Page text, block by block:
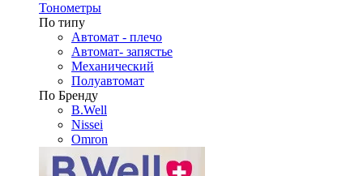
Тонометры
По типу
Автомат - плечо
Автомат- запястье
Механический
Полуавтомат
По Бренду
B.Well
Nissei
Omron